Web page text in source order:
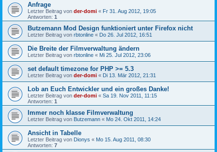
Anfrage
Letzter Beitrag von der-domi « Fr 31. Aug 2012, 19:05
Antworten: 1
Butzemann Mod Design funktioniert unter Firefox nicht
Letzter Beitrag von rbtonline « Do 26. Jul 2012, 16:51
Die Breite der Filmverwaltung ändern
Letzter Beitrag von rbtonline « Mi 25. Jul 2012, 23:06
set default timezone for PHP >= 5.3
Letzter Beitrag von der-domi « Di 13. Mär 2012, 21:31
Lob an Euch Entwickler und ein großes Danke!
Letzter Beitrag von der-domi « Sa 19. Nov 2011, 11:15
Antworten: 1
Immer noch klasse Filmverwaltung
Letzter Beitrag von Butzemann « Mo 24. Okt 2011, 14:24
Ansicht in Tabelle
Letzter Beitrag von Dionys « Mo 15. Aug 2011, 08:30
Antworten: 7